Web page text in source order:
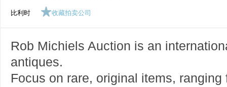
比利时 收藏拍卖公司
Rob Michiels Auction is an
antiques.
Focus on rare, original items,